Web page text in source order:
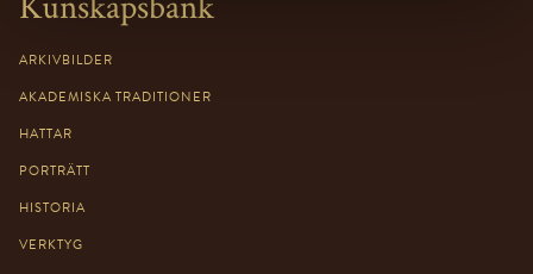
ARKIVBILDER
AKADEMISKA TRADITIONER
HATTAR
PORTRÄTT
HISTORIA
VERKTYG